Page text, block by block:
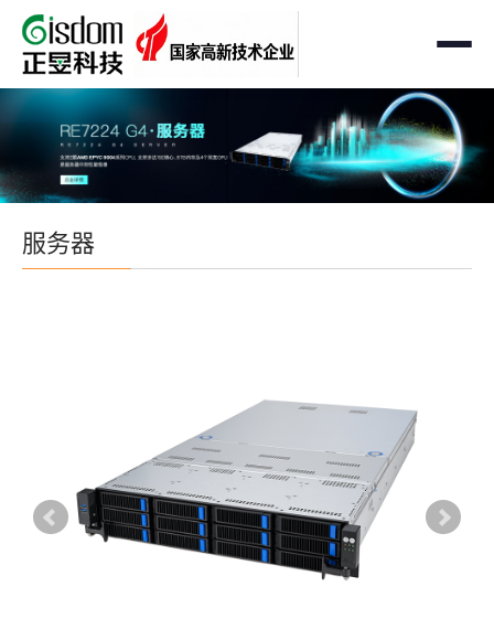
首页
工作站
AMD企业级工作站
Intel 企业级工作站
便携一体式工作站
多屏工作站
塔式静音通用工作站
服务器
通用服务器
多路服务器
高频应用服务器
存储
品牌定制化
定制化分类
成功案例
服务器